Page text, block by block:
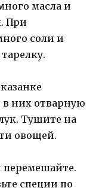
масла и
При
соли и
в них отварную
Тушите на
овощей.
перемешайте.
специи по